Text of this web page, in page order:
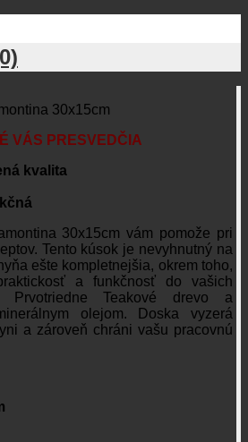
30x15cm
VÁS PRESVEDČIA
kvalita
30x15cm vám pomože pri
Tento kúsok je nevyhnutný na
ešte kompletnejšia, okrem toho,
a funkčnosť do vašich
PrvotriedneTeakové drevo a
olejom. Doska vyzerá
a zároveň chráni vašu pracovnú